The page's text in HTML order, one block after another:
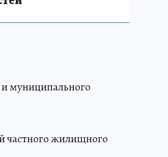
муниципального
частного жилищного